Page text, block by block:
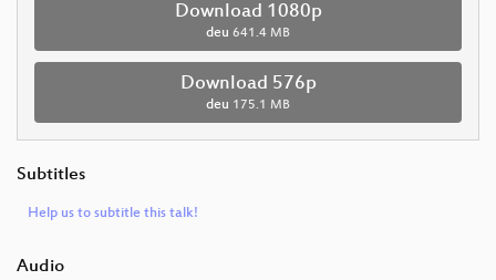
Download 1080p
deu 641.4 MB
Download 576p
deu 175.1 MB
Subtitles
Help us to subtitle this talk!
Audio